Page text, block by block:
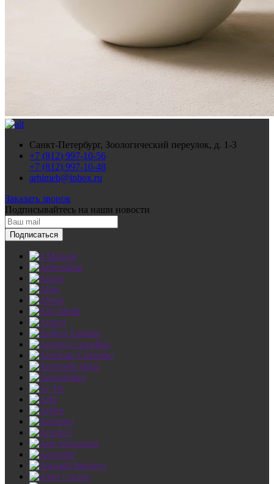
Санкт-Петербург, Зоологический переулок, д. 1-3
+7 (812) 997-10-56
+7 (812) 997-10-48
arhimeb@inbox.ru
Заказать звонок
Подписывайтесь на наши новости